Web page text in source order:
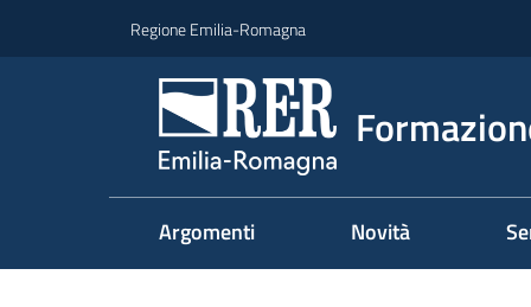
Regione Emilia-Romagna
Argomenti Novità